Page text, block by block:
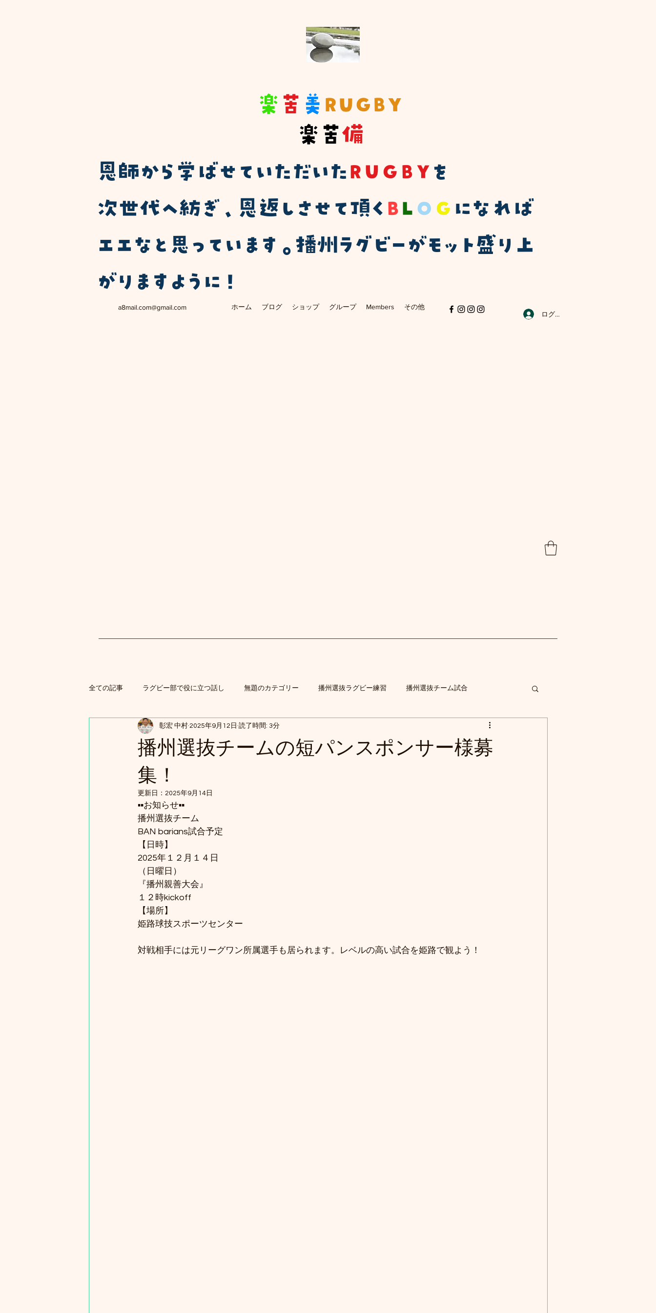
楽 苦 美 RUGBY
楽苦備
​恩師から学ばせていただいた ＲＵＧＢＹ を
次世代へ紡ぎ、恩返しさせて頂く Ｂ Ｌ Ｏ Ｇ になれば
エエなと思っています。播州ラグビーがモット盛り上
がりますように！
a8mail.com@gmail.com ホーム ブログ ショップ グループ Members
その他
ログイン
全ての記事 ラグビー部で役に立つ話し 無題のカテゴリー 播州選抜ラグビー練習 播州選抜チーム試合
ラグビースクール練習
播州選抜チームの短パンスポンサー様募
集！
彰宏 中村 2025年9月12日 読了時間: 3分
更新日： 2025年9月14日
▪️▪️お知らせ▪️▪️
播州選抜チーム
BAN barians試合予定
【日時】
2025年１２月１４日
（日曜日）
『播州親善大会』
１２時kickoff
【場所】
姫路球技スポーツセンター
対戦相手には元リーグワン所属選手も居られます。レベルの高い試合を姫路で観よう！